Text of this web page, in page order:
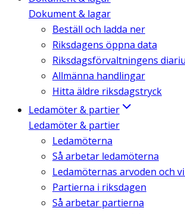
Dokument & lagar
Beställ och ladda ner
Riksdagens öppna data
Riksdagsförvaltningens
Allmänna handlingar
Hitta äldre riksdagstryck
Ledamöter & partier
Ledamöter & partier
Ledamöterna
Så arbetar ledamöterna
Ledamöternas arvoden och
Partierna i riksdagen
Så arbetar partierna